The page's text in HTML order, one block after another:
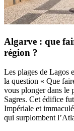
Algarve : que
région ?
Les plages de Lagos
la question « Que
vous plonger dans le
Sagres. Cet édifice
Impériale et
qui surplombent